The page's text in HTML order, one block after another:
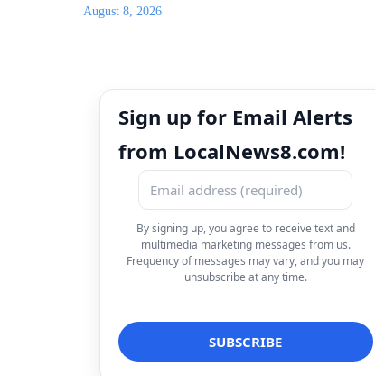
August 8, 2026
Sign up for Email Alerts
from LocalNews8.com!
By signing up, you agree to receive text and
multimedia marketing messages from us.
Frequency of messages may vary, and you may
unsubscribe at any time.